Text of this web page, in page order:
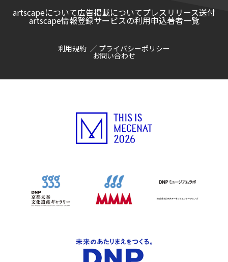
artscapeについて広告掲載についてプレスリリース送付
artscape情報登録サービスの利用申込著者一覧
利用規約 プライバシーポリシー
お問い合わせ